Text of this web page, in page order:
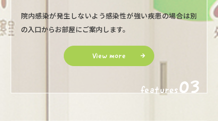
院内感染が発生しないよう感染性が強い疾患の場合は別
の入口からお部屋にご案内します。
View more
features03